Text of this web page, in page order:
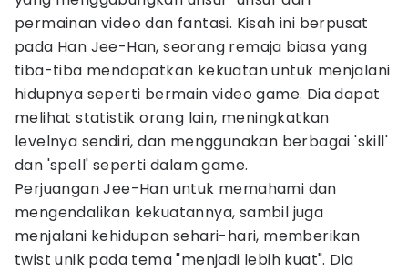
permainan video dan fantasi. Kisah ini berpusat
pada Han Jee-Han, seorang remaja biasa yang
tiba-tiba mendapatkan kekuatan untuk menjalani
hidupnya seperti bermain video game. Dia dapat
melihat statistik orang lain, meningkatkan
levelnya sendiri, dan menggunakan berbagai 'skill'
dan 'spell' seperti dalam game.
Perjuangan Jee-Han untuk memahami dan
mengendalikan kekuatannya, sambil juga
menjalani kehidupan sehari-hari, memberikan
twist unik pada tema "menjadi lebih kuat". Dia